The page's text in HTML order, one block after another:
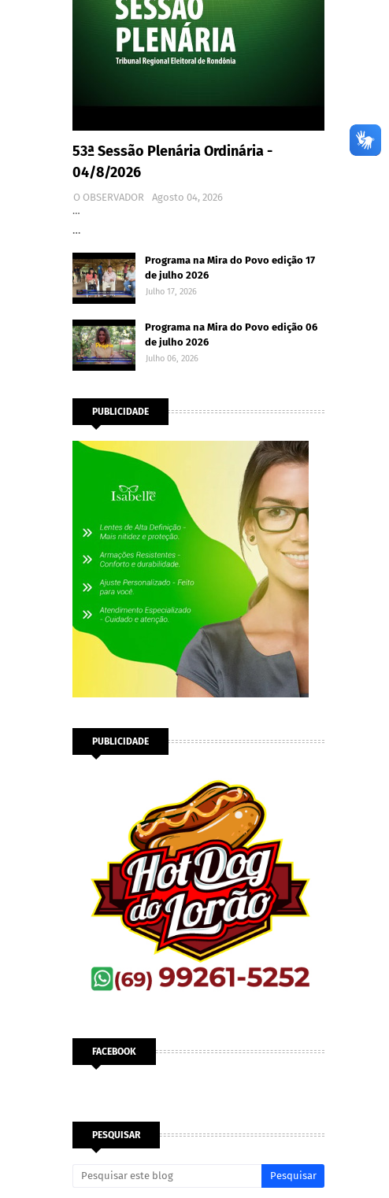
53ª Sessão Plenária Ordinária -
04/8/2026
O OBSERVADOR
Agosto 04, 2026
…
…
Programa na Mira do Povo edição 17
de julho 2026
Julho 17, 2026
Programa na Mira do Povo edição 06
de julho 2026
Julho 06, 2026
PUBLICIDADE
PUBLICIDADE
FACEBOOK
PESQUISAR